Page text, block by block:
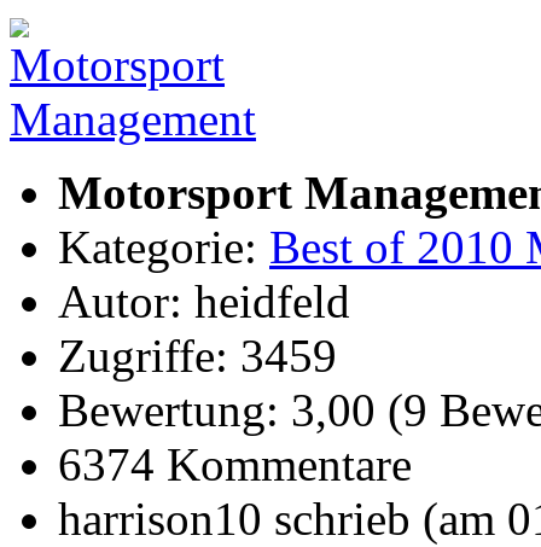
Motorsport
Kategorie: Best of 2010
Autor: heidfeld
Zugriffe: 3459
Bewertung: 3,00 (9
6374 Kommentare
harrison10 schrieb (am